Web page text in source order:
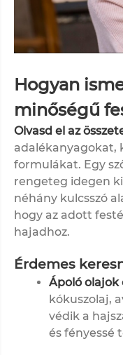
Hogyan
minőségű
Olvasd el az
adalékanyagokat,
formulákat. Egy
rengeteg idegen
néhány kulcsszó
hogy az adott
hajadhoz.
Érdemes
Ápoló olajok
kókuszolaj,
védik a
és fényessé